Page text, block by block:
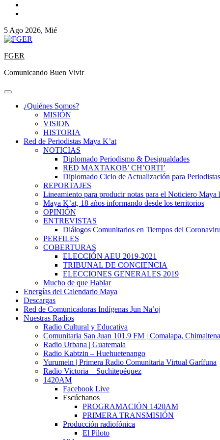
5 Ago 2026, Mié
FGER
Comunicando Buen Vivir
¿Quiénes Somos?
MISIÓN
VISION
HISTORIA
Red de Periodistas Maya K’at
NOTICIAS
Diplomado Periodismo & Desigualdades
RED MAXTAKOB’ CH’ORTI’
Diplomado Ciclo de Actualización para Periodistas
REPORTAJES
Lineamiento para producir notas para el Noticiero Maya
Maya K’at, 18 años informando desde los territorios
OPINIÓN
ENTREVISTAS
Diálogos Comunitarios en Tiempos del
PERFILES
COBERTURAS
ELECCIÓN AEU 2019-2021
TRIBUNAL DE CONCIENCIA
ELECCIONES GENERALES 2019
Mucho de que Hablar
Energías del Calendario Maya
Descargas
Red de Comunicadoras Indígenas Jun Na’oj
Nuestras Radios
Radio Cultural y Educativa
Comunitaria San Juan 101.9 FM | Comalapa,
Radio Urbana | Guatemala
Radio Kabtzin – Huehuetenango
Yurumein | Primera Radio Comunitaria Virtual Garífuna
Radio Victoria – Suchitepéquez
1420AM
Facebook Live
Escúchanos
PROGRAMACIÓN 1420AM
PRIMERA TRANSMISIÓN
Producción radiofónica
El Piloto